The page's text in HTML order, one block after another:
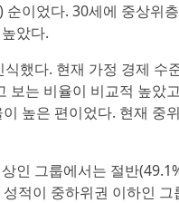
이었다. 30세에 중상위층
았다.
했다. 현재 가정 경제 수
보는 비율이 비교적 높았
높은 편이었다. 현재 중위
인 그룹에서는 절반
적이 중하위권 이하인 그